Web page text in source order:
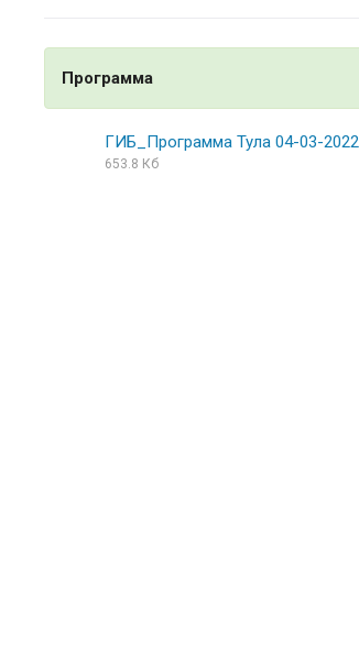
Программа
ГИБ_Программа Тула 04-03-2022
653.8 Кб